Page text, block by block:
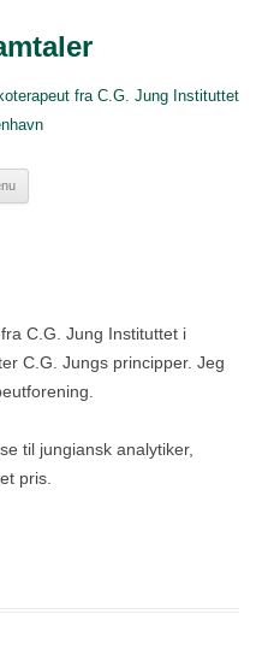
fra C.G. Jung Instituttet
C.G. Jung Instituttet i
C.G. Jungs principper. Jeg
til jungiansk analytiker,
pris.